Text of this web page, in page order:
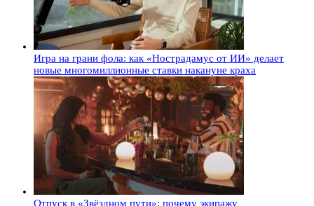
Игра на грани фола: как «Нострадамус от ИИ» делает
новые многомиллионные ставки накануне краха
Отпуск в «Звёздном пути»: почему экипажу